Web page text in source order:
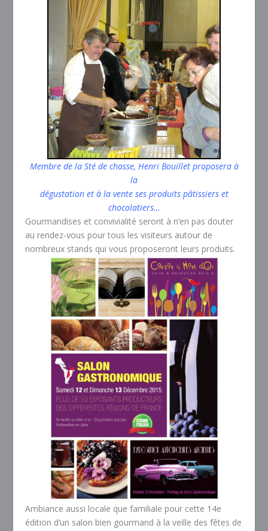
Membre de la Sté de chasse, Henri Bouillet proposera à
la
dégustation et à la vente ses produits pâtissiers et
chocolatiers…
Gourmandises et convivialité seront à n’en pas douter
au rendez-vous pour tous les visiteurs autour de
nombreux stands qui vous proposeront leurs produits.
Ambiance aussi locale que familiale pour cette 14e
édition d’un salon bien gourmand à la veille des fêtes de